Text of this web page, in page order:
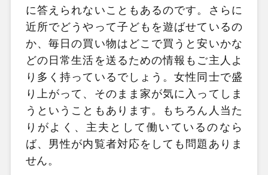
に答えられないこともあるのです。さらに
近所でどうやって子どもを遊ばせているの
か、毎日の買い物はどこで買うと安いかな
どの日常生活を送るための情報もご主人よ
り多く持っているでしょう。女性同士で盛
り上がって、そのまま家が気に入ってしま
うということもあります。もちろん人当た
りがよく、主夫として働いているのなら
ば、男性が内覧者対応をしても問題ありま
せん。